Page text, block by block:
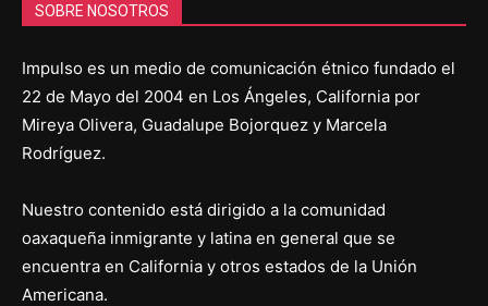
SOBRE NOSOTROS
Impulso es un medio de comunicación étnico fundado el
22 de Mayo del 2004 en Los Ángeles, California por
Mireya Olivera, Guadalupe Bojorquez y Marcela
Rodríguez.
Nuestro contenido está dirigido a la comunidad
oaxaqueña inmigrante y latina en general que se
encuentra en California y otros estados de la Unión
Americana.